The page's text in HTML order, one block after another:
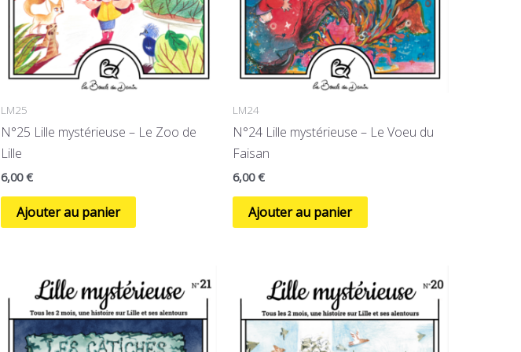
LM25
N°25 Lille mystérieuse – Le Zoo de
Lille
6,00€
Ajouter au panier
LM24
N°24 Lille mystérieuse – Le Voeu du
Faisan
6,00€
Ajouter au panier